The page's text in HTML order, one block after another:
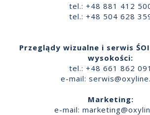
tel.: +48 881 412
tel.: +48 504 628
Przeglądy wizualne i serwis
wysokości:
tel.: +48 661 862 091
e-mail:
Marketing:
e-mail: